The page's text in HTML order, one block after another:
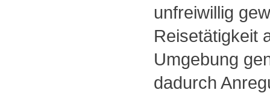
unfreiwillig
Reisetätigkeit
Umgebung
dadurch